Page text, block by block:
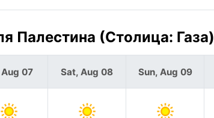
Палестина (Столица: Газа)
Aug 07 Sat, Aug 08 Sun, Aug 09